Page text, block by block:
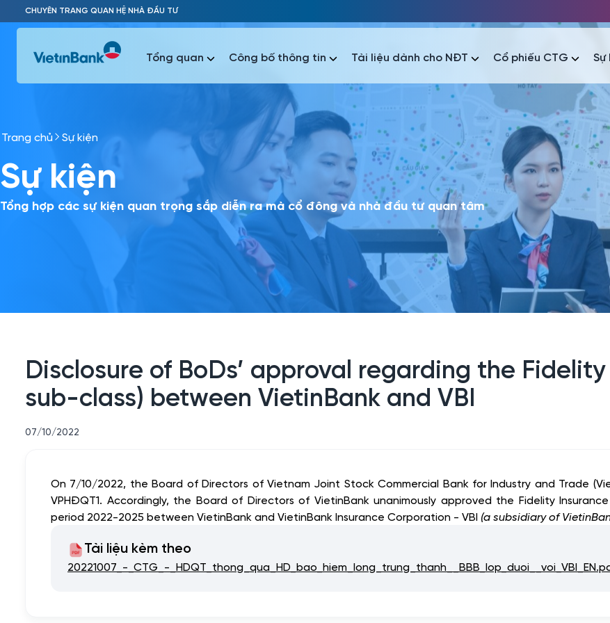
Skip to Main Content
CHUYÊN TRANG QUAN HỆ NHÀ ĐẦU TƯ
Phổ biến nhất
Báo cáo tài chính Thông tin giao dịch Công bố thông tin Sự kiện
Tổng quan Công bố thông tin Tài liệu dành cho NĐT Cổ phiếu CTG Sự
Phổ biến nhất
Thông tin giao dịch Công bố thông tin
Trang chủ Sự kiện
Sự kiện
Tổng hợp các sự kiện quan trọng sắp diễn ra mà cổ đông và nhà đầu tư quan tâm
Disclosure of BoDs’ approval regarding the
sub-class) between VietinBank and VBI
07/10/2022
On 7/10/2022, the Board of Directors of Vietnam Joint Stock Commercial Bank for Industry and Trade
VPHĐQT1. Accordingly, the Board of Directors of VietinBank unanimously approved the Fidelity
period 2022-2025 between VietinBank and VietinBank Insurance Corporation - VBI (a subsidiary of
Tài liệu kèm theo
20221007_-_CTG_-